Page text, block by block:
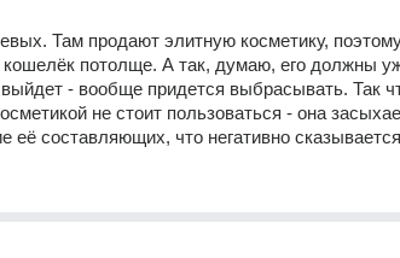
Там продают элитную косметику,
кошелёк потолще. А так, думаю, его должны
- вообще придется выбрасывать. Так
не стоит пользоваться - она
её составляющих, что негативно